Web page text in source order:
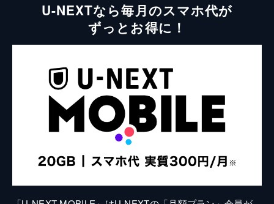
U-NEXTなら毎月のスマホ代が
ずっとお得に！